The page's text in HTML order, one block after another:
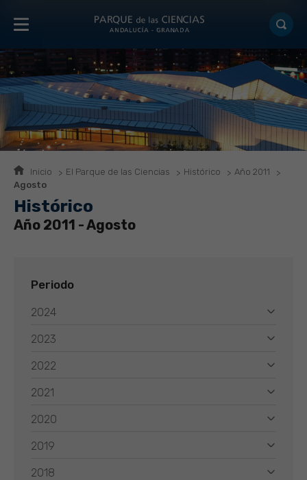
Inicio El Parque de las Ciencias Histórico
Año 2011
Agosto
Histórico
Año 2011 - Agosto
Periodo
2024
2023
2022
2021
2020
2019
2018